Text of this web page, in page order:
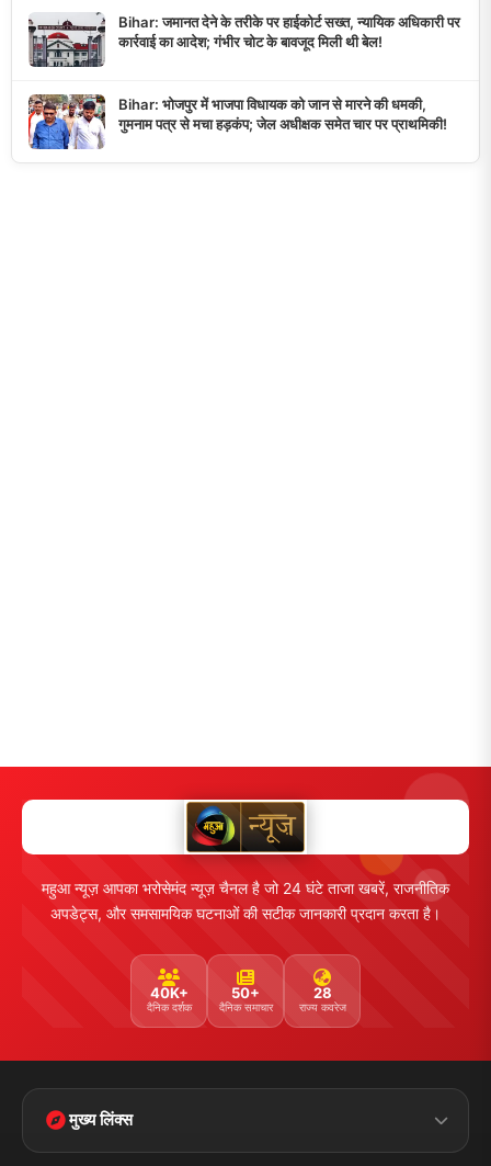
Bihar: जमानत देने के तरीके पर हाईकोर्ट सख्त, न्यायिक अधिकारी पर
कार्रवाई का आदेश; गंभीर चोट के बावजूद मिली थी बेल!
Bihar: भोजपुर में भाजपा विधायक को जान से मारने की धमकी,
गुमनाम पत्र से मचा हड़कंप; जेल अधीक्षक समेत चार पर प्राथमिकी!
महुआ न्यूज़ आपका भरोसेमंद न्यूज़ चैनल है जो 24 घंटे ताजा खबरें, राजनीतिक
अपडेट्स, और समसामयिक घटनाओं की सटीक जानकारी प्रदान करता है।
40K+
दैनिक दर्शक
50+
दैनिक समाचार
28
राज्य कवरेज
मुख्य लिंक्स